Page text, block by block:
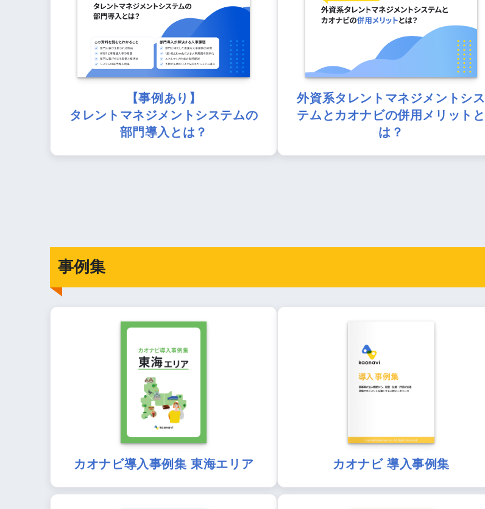
【事例あり】
タレントマネジメントシステムの
部門導入とは？
外資系タレントマネジメントシス
テムとカオナビの併用メリットと
は？
事例集
カオナビ導入事例集 東海エリア カオナビ 導入事例集